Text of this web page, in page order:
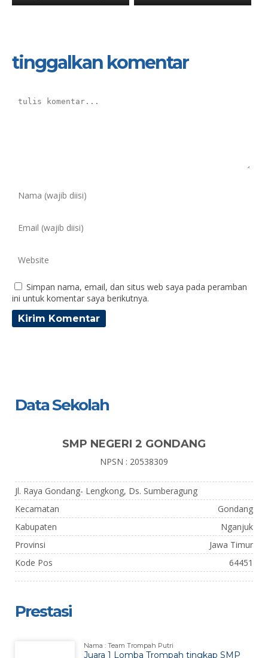
tinggalkan komentar
Simpan nama, email, dan situs web saya pada peramban
ini untuk komentar saya berikutnya.
Data Sekolah
SMP NEGERI 2 GONDANG
NPSN : 20538309
Jl. Raya Gondang- Lengkong, Ds. Sumberagung
Kecamatan
Gondang
Kabupaten
Nganjuk
Provinsi
Jawa Timur
Kode Pos
64451
Prestasi
Nama : Team Trompah Putri
Juara 1 Lomba Trompah tingkap SMP